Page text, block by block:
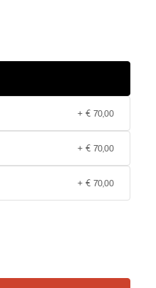
+€ 70,00
+€ 70,00
+€ 70,00